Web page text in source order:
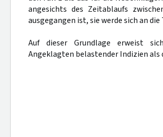
angesichts des Zeitablaufs
ausgegangen ist, sie werde sich an
Auf dieser Grundlage erweist
Angeklagten belastender Indizien